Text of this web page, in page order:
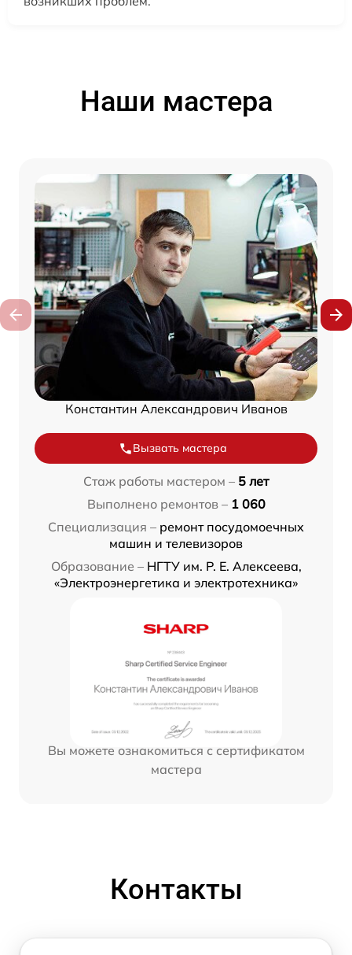
Наши мастера
Константин Александрович Иванов
Вызвать мастера
Стаж работы мастером – 5 лет
Выполнено ремонтов – 1 060
Специализация – ремонт посудомоечных
машин и телевизоров
Образование – НГТУ им. Р. Е. Алексеева,
«Электроэнергетика и электротехника»
Вы можете ознакомиться с сертификатом
мастера
Контакты